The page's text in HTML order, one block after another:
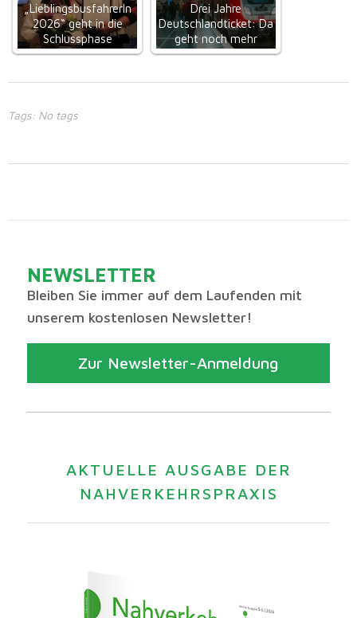
„LieblingsbusfahrerIn
2026“ geht in die
Schlussphase
Drei Jahre
Deutschlandticket: Da
geht noch mehr
Tags: No tags
NEWSLETTER
Bleiben Sie immer auf dem Laufenden mit
unserem kostenlosen Newsletter!
Zur Newsletter-Anmeldung
AKTUELLE AUSGABE DER
NAHVERKEHRSPRAXIS